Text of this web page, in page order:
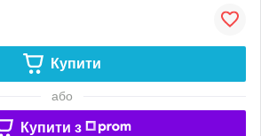
Купити
або
Купити з